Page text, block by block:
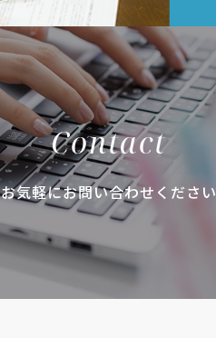
Contact
お気軽にお問い合わせください